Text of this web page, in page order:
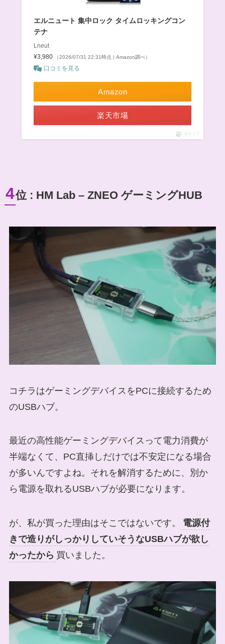
エルニュート 集中ロック タイムロッキングコン
テナ
Lneut
¥3,980
（2026/07/31 22:31時点 | Amazon調べ）
口コミを見る
Amazon
楽天市場
ポチップ
4位 : HM Lab – ZNEO ゲーミングHUB
コチラはゲーミングデバイスをPCに接続するため
のUSBハブ。
最近の高性能ゲーミングデバイスって電力消費が
半端なくて、PC直挿しだけでは不安定になる場合
が多いんですよね。それを解消するために、別か
ら電源を取れるUSBハブが必要になります。
が、私が買った理由はそこではないです。
電源付
きで造りがしっかりしていそうなUSBハブが欲し
かったから 買いました。